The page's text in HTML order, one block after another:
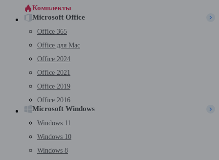
Комплекты
Microsoft Office
Office 365
Office для Mac
Office 2024
Office 2021
Office 2019
Office 2016
Microsoft Windows
Windows 11
Windows 10
Windows 8